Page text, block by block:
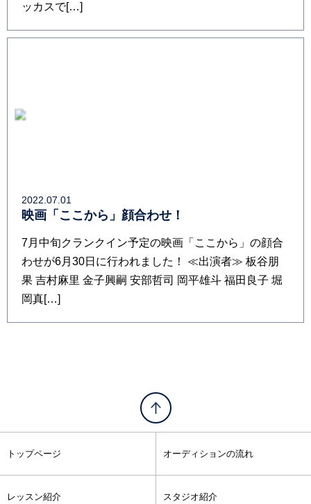
ッカスで[…]
2022.07.01
映画「ここから」顔合わせ！
7月中旬クランクイン予定の映画「ここから」の顔合
わせが6月30日に行われました！ ≪出演者≫ 板谷朋
果 吉村麻里 金子興嗣 安部哲司 岡平雄斗 福田良子 堀
岡真[…]
トップページ オーディションの流れ
レッスン紹介 スタジオ紹介